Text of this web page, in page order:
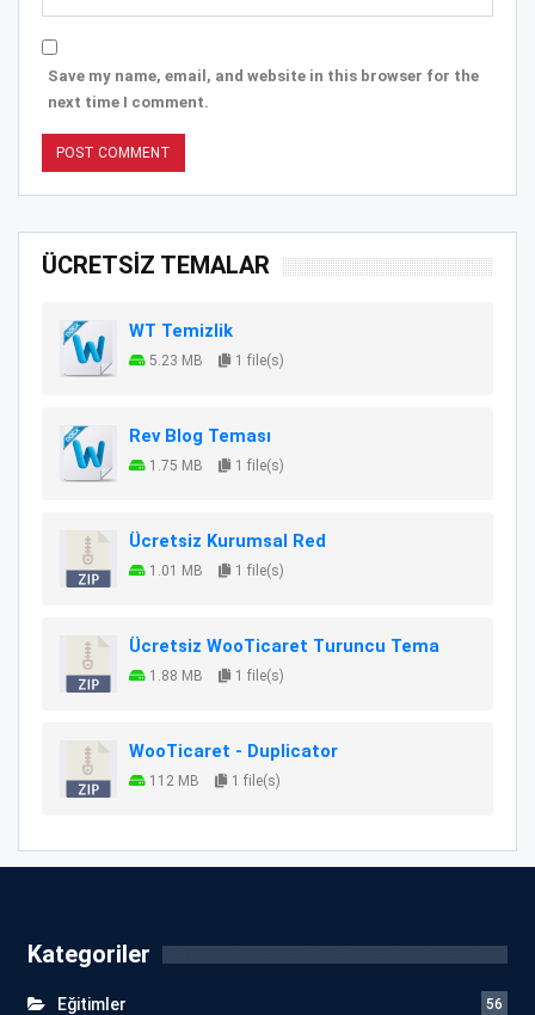
Save my name, email, and website in this browser for the
next time I comment.
ÜCRETSİZ TEMALAR
WT Temizlik
5.23 MB 1 file(s)
Rev Blog Teması
1.75 MB 1 file(s)
Ücretsiz Kurumsal Red
1.01 MB 1 file(s)
Ücretsiz WooTicaret Turuncu Tema
1.88 MB 1 file(s)
WooTicaret - Duplicator
112 MB 1 file(s)
Kategoriler
Eğitimler 56